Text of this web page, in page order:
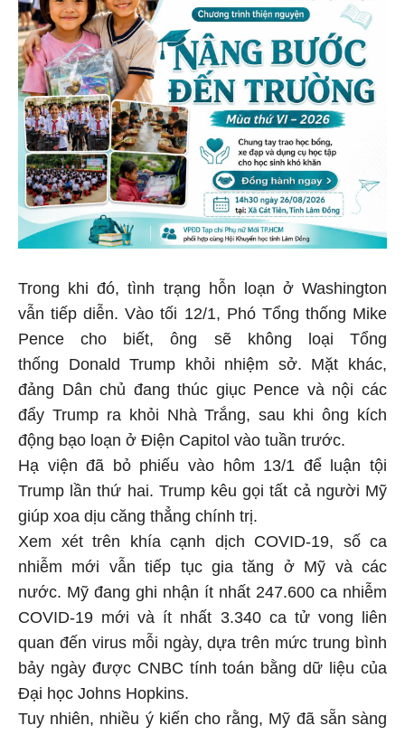
Trong khi đó, tình trạng hỗn loạn ở Washington
vẫn tiếp diễn. Vào tối 12/1, Phó Tổng thống Mike
Pence cho biết, ông sẽ không loại Tổng
thống Donald Trump khỏi nhiệm sở. Mặt khác,
đảng Dân chủ đang thúc giục Pence và nội các
đẩy Trump ra khỏi Nhà Trắng, sau khi ông kích
động bạo loạn ở Điện Capitol vào tuần trước.
Hạ viện đã bỏ phiếu vào hôm 13/1 để luận tội
Trump lần thứ hai. Trump kêu gọi tất cả người Mỹ
giúp xoa dịu căng thẳng chính trị.
Xem xét trên khía cạnh dịch COVID-19, số ca
nhiễm mới vẫn tiếp tục gia tăng ở Mỹ và các
nước. Mỹ đang ghi nhận ít nhất 247.600 ca nhiễm
COVID-19 mới và ít nhất 3.340 ca tử vong liên
quan đến virus mỗi ngày, dựa trên mức trung bình
bảy ngày được CNBC tính toán bằng dữ liệu của
Đại học Johns Hopkins.
Tuy nhiên, nhiều ý kiến ​​cho rằng, Mỹ đã sẵn sàng